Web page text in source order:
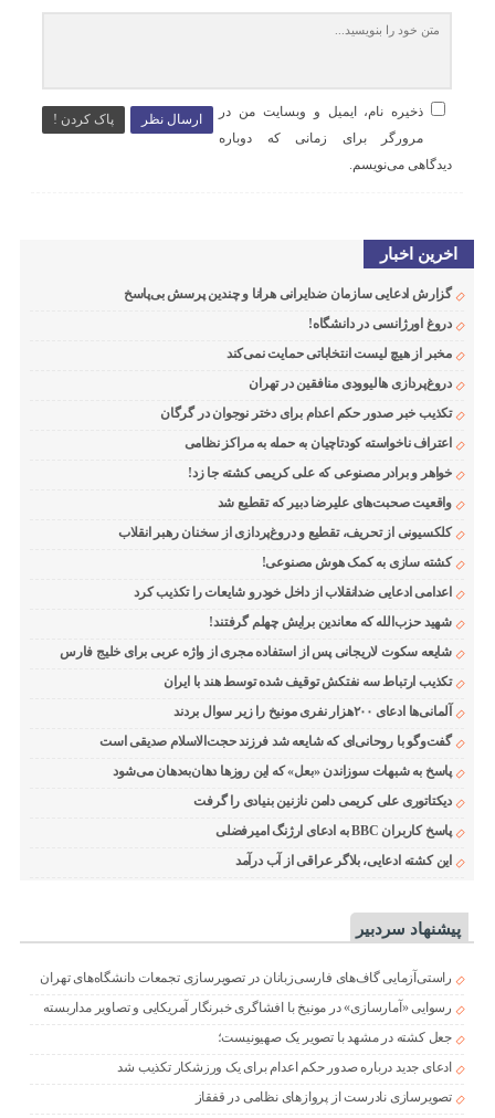
ارسال نظر پاک کردن !
ذخیره نام، ایمیل و وبسایت من در
مرورگر برای زمانی که دوباره
دیدگاهی می‌نویسم.
اخرین اخبار
گزارش ادعایی سازمان ضدایرانی هرانا و چندین پرسش بی‌پاسخ
دروغ اورژانسی در دانشگاه!
مخبر از هیچ لیست انتخاباتی حمایت نمی‌کند
دروغ‌پردازی هالیوودی منافقین در تهران
تکذیب خبر صدور حکم اعدام برای دختر نوجوان در گرگان
اعتراف ناخواسته کودتاچیان به حمله به مراکز نظامی
خواهر و برادر مصنوعی که علی کریمی کشته جا زد!
واقعیت صحبت‌های علیرضا دبیر که تقطیع شد
کلکسیونی از تحریف، تقطیع و دروغ‌پردازی از سخنان رهبر انقلاب
کشته سازی به کمک هوش مصنوعی!
اعدامی ادعایی ضدانقلاب از داخل خودرو شایعات را تکذیب کرد
شهید حزب‌الله که معاندین برایش چهلم گرفتند!
شایعه سکوت لاریجانی پس از استفاده مجری از واژه عربی برای خلیج فارس
تکذیب ارتباط سه نفتکش توقیف شده توسط هند با ایران
آلمانی‌ها ادعای ۲۰۰هزار نفری مونیخ را زیر سوال بردند
گفت‌وگو با روحانی‌ای که شایعه شد فرزند حجت‌الاسلام صدیقی است
پاسخ به شبهات سوزاندن «بعل» که این روزها دهان‌به‌دهان می‌شود
دیکتاتوری علی کریمی دامن نازنین بنیادی را گرفت
پاسخ کاربران BBC به ادعای ارژنگ امیرفضلی
این کشته ادعایی، بلاگر عراقی از آب درآمد
پیشنهاد سردبیر
راستی‌آزمایی گاف‌های فارسی‌زبانان در تصویرسازی تجمعات دانشگاه‌های تهران
رسوایی «آمارسازی» در مونیخ با افشاگری خبرنگار آمریکایی و تصاویر مداربسته
جعل کشته در مشهد با تصویر یک صهیونیست؛
ادعای جدید درباره صدور حکم اعدام برای یک ورزشکار تکذیب شد
تصویرسازی نادرست از پروازهای نظامی در قفقاز